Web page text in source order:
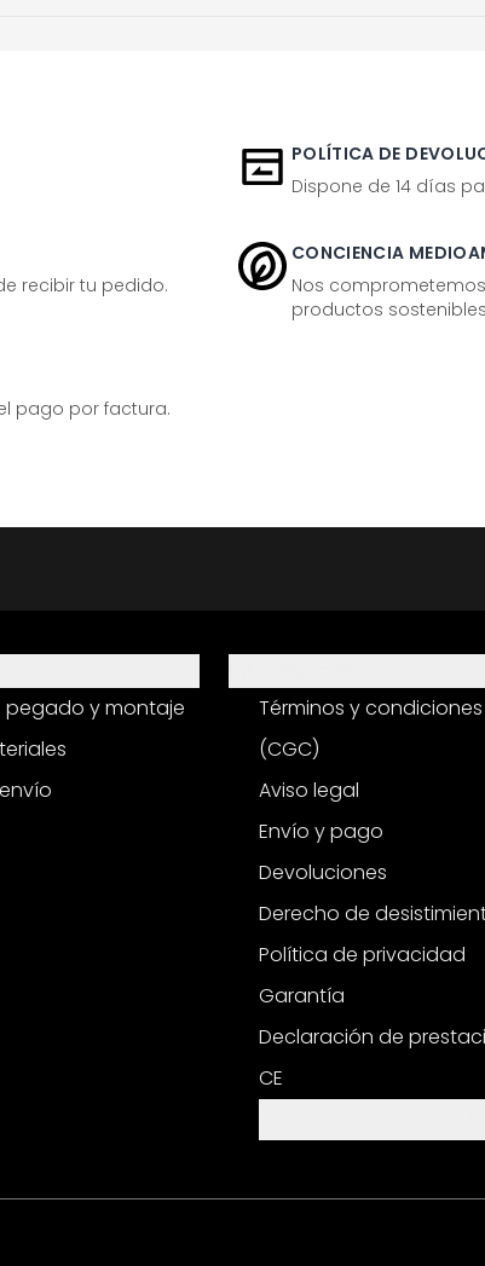
POLÍTICA DE
Dispone de 14 días
recibir tu pedido.
CONCIENCIA
Nos
productos
pago por factura.
pegado y montaje
Términos y
(CGC)
Aviso legal
Envío y pago
Devoluciones
Derecho de
Política de privacidad
Garantía
Declaración de
CE